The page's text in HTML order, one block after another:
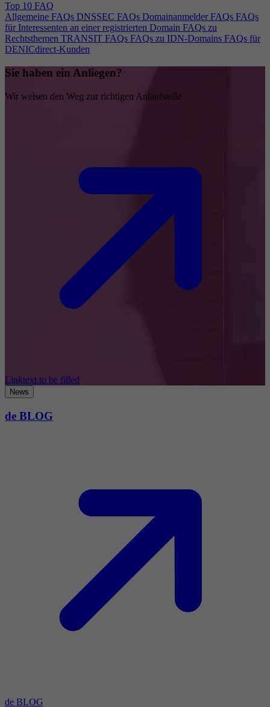
Top 10 FAQ
Allgemeine FAQs DNSSEC FAQs Domainanmelder FAQs FAQs
für Interessenten an einer registrierten Domain FAQs zu
Rechtsthemen TRANSIT FAQs FAQs zu IDN-Domains FAQs für
DENICdirect-Kunden
Sie haben ein Anliegen?
Wir weisen den Weg zur richtigen Anlaufstelle
Linktext to be filled
News
de BLOG
de BLOG